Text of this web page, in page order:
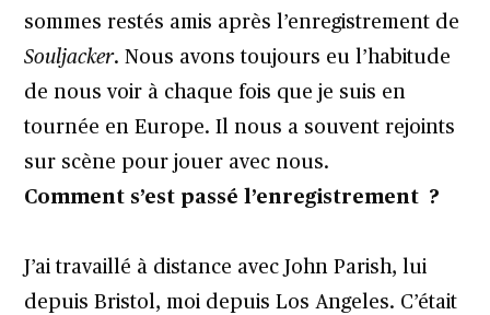
sommes restés amis après l’enregistrement de
Souljacker. Nous avons toujours eu l’habitude
de nous voir à chaque fois que je suis en
tournée en Europe. Il nous a souvent rejoints
sur scène pour jouer avec nous.
Comment s’est passé l’enregistrement ?
J’ai travaillé à distance avec John Parish, lui
depuis Bristol, moi depuis Los Angeles. C’était